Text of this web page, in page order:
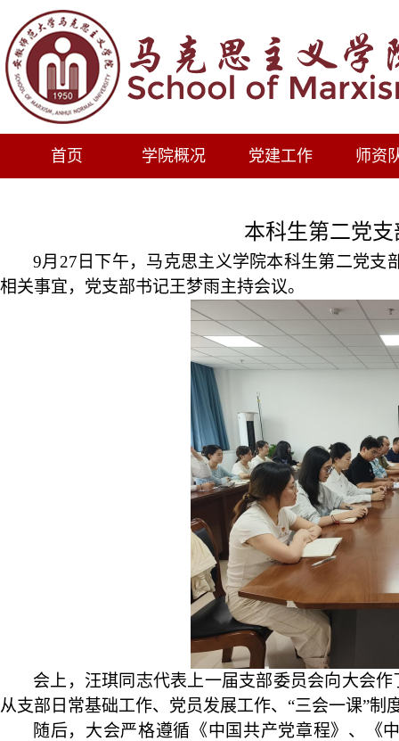
首页 学院概况 党建工作 师资
本科生第二党
9月27日下午，马克思主义学院本科生第二党支
相关事宜，党支部书记王梦雨主持会议。
会上，汪琪同志代表上一届支部委员会向大会
从支部日常基础工作、党员发展工作、 “三会一课”制
随后，大会严格遵循《中国共产党章程》、《